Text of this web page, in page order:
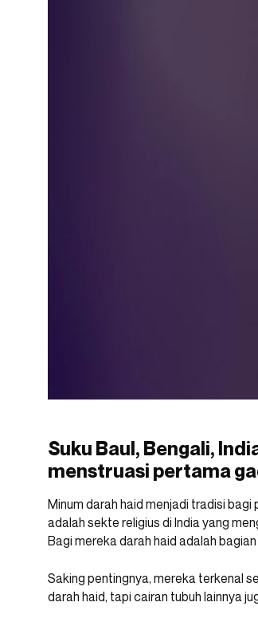
Suku Baul, Bengali,
menstruasi pertama
Minum darah haid menjadi tradisi bagi
adalah sekte religius di India yang
Bagi mereka darah haid adalah
Saking pentingnya, mereka terkenal
darah haid, tapi cairan tubuh lainnya